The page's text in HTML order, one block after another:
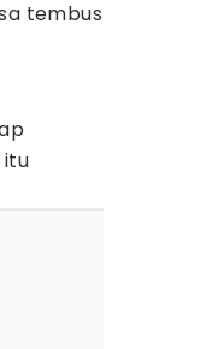
tembus
itu